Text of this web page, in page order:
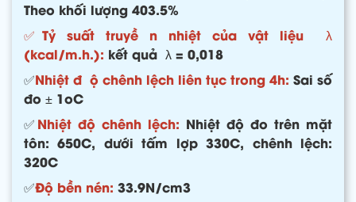
Theo khối lượng 403.5%
✅Tỷ suất
truyề n nhiệt của vật liệu λ
(kcal/m.h.): kết quả λ = 0,018
✅Nhiệt đ ộ chênh lệch liên tục trong 4h: Sai số
đo ± 1oC
✅ Nhiệt độ chênh lệch: Nhiệt độ đo trên mặt
tôn: 650C, dưới tấm lợp 330C, chênh lệch:
320C
✅Độ bền nén: 33.9N/cm3